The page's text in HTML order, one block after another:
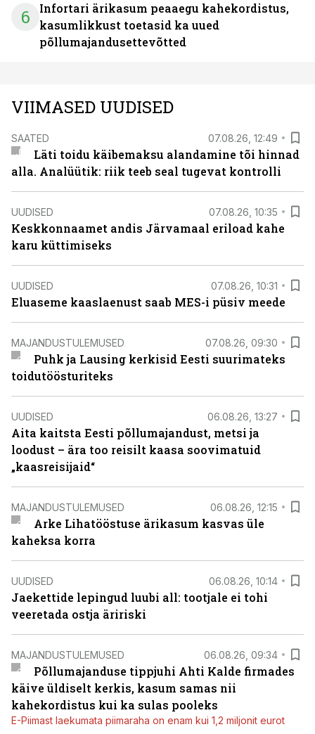
6
Infortari ärikasum peaaegu kahekordistus,
kasumlikkust toetasid ka uued
põllumajandusettevõtted
VIIMASED UUDISED
SAATED 07.08.26, 12:49
Läti toidu käibemaksu alandamine tõi hinnad
alla. Analüütik: riik teeb seal tugevat kontrolli
UUDISED 07.08.26, 10:35
Keskkonnaamet andis Järvamaal eriload kahe
karu küttimiseks
UUDISED 07.08.26, 10:31
Eluaseme kaaslaenust saab MES-i püsiv meede
MAJANDUSTULEMUSED 07.08.26, 09:30
Puhk ja Lausing kerkisid Eesti suurimateks
toidutöösturiteks
UUDISED 06.08.26, 13:27
Aita kaitsta Eesti põllumajandust, metsi ja
loodust – ära too reisilt kaasa soovimatuid
„kaasreisijaid“
MAJANDUSTULEMUSED 06.08.26, 12:15
Arke Lihatööstuse ärikasum kasvas üle
kaheksa korra
UUDISED 06.08.26, 10:14
Jaekettide lepingud luubi all: tootjale ei tohi
veeretada ostja äririski
MAJANDUSTULEMUSED 06.08.26, 09:34
Põllumajanduse tippjuhi Ahti Kalde firmades
käive üldiselt kerkis, kasum samas nii
kahekordistus kui ka sulas pooleks
E-Piimast laekumata piimaraha on enam kui 1,2 miljonit eurot